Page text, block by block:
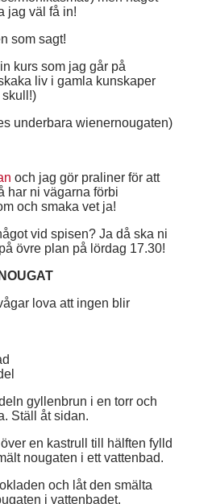
jag väl få in!
som sagt!
kurs som jag går på
liv i gamla kunskaper
skull!)
underbara wienernougaten)
och jag gör praliner för att
har ni vägarna förbi
och smaka vet ja!
vid spisen? Ja då ska ni
på övre plan på lördag 17.30!
lova att ingen blir
gyllenbrun i en torr och
Ställ åt sidan.
en kastrull till hälften fylld
nougaten i ett vattenbad.
och låt den smälta
i vattenbadet.